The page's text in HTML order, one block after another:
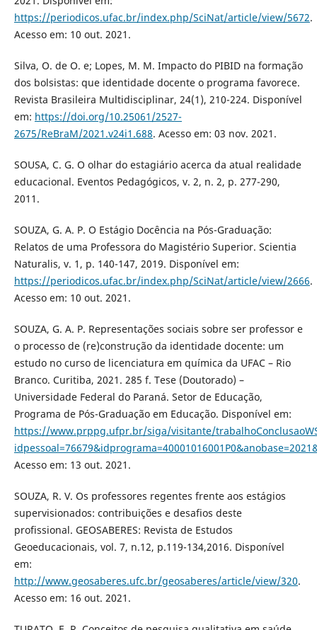
https://periodicos.ufac.br/index.php/SciNat/article/view/5672.
Acesso em: 10 out. 2021.
Silva, O. de O. e; Lopes, M. M. Impacto do PIBID na formação
dos bolsistas: que identidade docente o programa favorece.
Revista Brasileira Multidisciplinar, 24(1), 210-224. Disponível
em: https://doi.org/10.25061/2527-
2675/ReBraM/2021.v24i1.688. Acesso em: 03 nov. 2021.
SOUSA, C. G. O olhar do estagiário acerca da atual realidade
educacional. Eventos Pedagógicos, v. 2, n. 2, p. 277-290,
2011.
SOUZA, G. A. P. O Estágio Docência na Pós-Graduação:
Relatos de uma Professora do Magistério Superior. Scientia
Naturalis, v. 1, p. 140-147, 2019. Disponível em:
https://periodicos.ufac.br/index.php/SciNat/article/view/2666.
Acesso em: 10 out. 2021.
SOUZA, G. A. P. Representações sociais sobre ser professor e
o processo de (re)construção da identidade docente: um
estudo no curso de licenciatura em química da UFAC – Rio
Branco. Curitiba, 2021. 285 f. Tese (Doutorado) –
Universidade Federal do Paraná. Setor de Educação,
Programa de Pós-Graduação em Educação. Disponível em:
https://www.prppg.ufpr.br/siga/visitante/
Acesso em: 13 out. 2021.
SOUZA, R. V. Os professores regentes frente aos estágios
supervisionados: contribuições e desafios deste
profissional. GEOSABERES: Revista de Estudos
Geoeducacionais, vol. 7, n.12, p.119-134,2016. Disponível
em:
http://www.geosaberes.ufc.br/geosaberes/article/view/320.
Acesso em: 16 out. 2021.